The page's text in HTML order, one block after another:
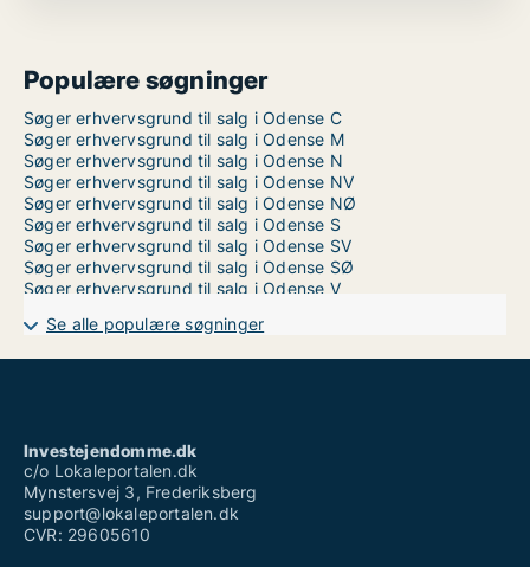
Populære søgninger
Søger erhvervsgrund til salg i Odense C
Søger erhvervsgrund til salg i Odense M
Søger erhvervsgrund til salg i Odense N
Søger erhvervsgrund til salg i Odense NV
Søger erhvervsgrund til salg i Odense NØ
Søger erhvervsgrund til salg i Odense S
Søger erhvervsgrund til salg i Odense SV
Søger erhvervsgrund til salg i Odense SØ
Søger erhvervsgrund til salg i Odense V
Se alle populære søgninger
Investejendomme.dk
c/o Lokaleportalen.dk
Mynstersvej 3, Frederiksberg
support@lokaleportalen.dk
CVR: 29605610